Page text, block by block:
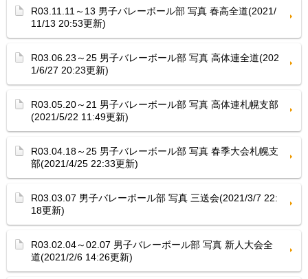
R03.11.11～13 男子バレーボール部 写真 春高全道(2021/
11/13 20:53更新)
R03.06.23～25 男子バレーボール部 写真 高体連全道(202
1/6/27 20:23更新)
R03.05.20～21 男子バレーボール部 写真 高体連札幌支部
(2021/5/22 11:49更新)
R03.04.18～25 男子バレーボール部 写真 春季大会札幌支
部(2021/4/25 22:33更新)
R03.03.07 男子バレーボール部 写真 三送会(2021/3/7 22:
18更新)
R03.02.04～02.07 男子バレーボール部 写真 新人大会全
道(2021/2/6 14:26更新)